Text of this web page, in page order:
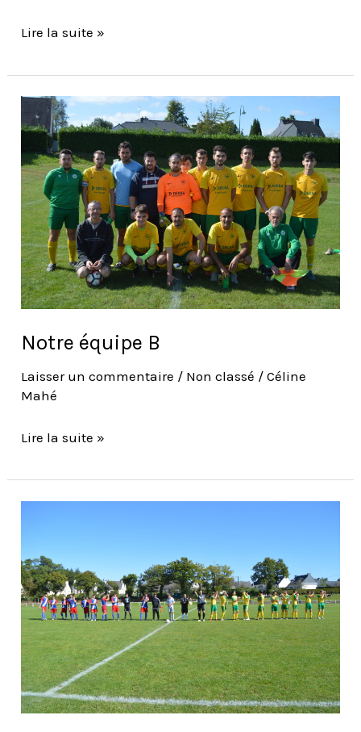
Lire la suite »
Notre équipe B
Laisser un commentaire / Non classé /Céline
Mahé
Notre
équipe
B
Lire la suite »
contre
Calan